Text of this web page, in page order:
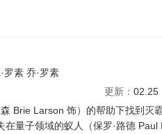
·雷纳 乔什·布洛林
罗素 乔·罗素
更新： 02.25
Brie Larson 饰）的帮助下找到灭
量子领域的蚁人（保罗·路德